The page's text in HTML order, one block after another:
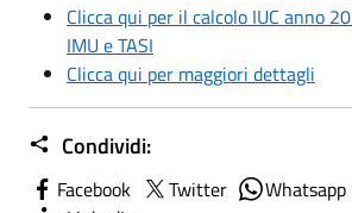
Clicca qui per il calcolo IUC anno
IMU e TASI
Clicca qui per maggiori dettagli
Condividi:
Facebook Twitter Whatsapp